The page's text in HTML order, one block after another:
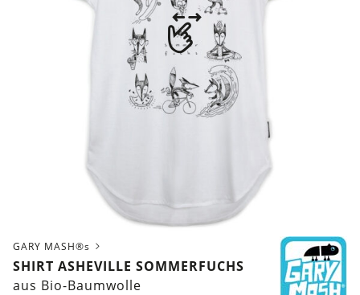
GARY MASH®s
SHIRT ASHEVILLE SOMMERFUCHS
aus Bio-Baumwolle